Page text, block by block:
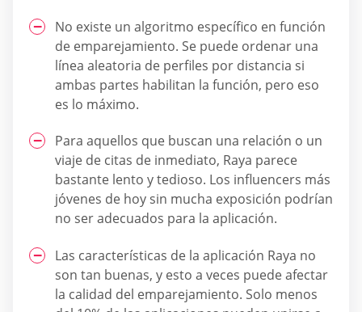
No existe un algoritmo específico en función
de emparejamiento. Se puede ordenar una
línea aleatoria de perfiles por distancia si
ambas partes habilitan la función, pero eso
es lo máximo.
Para aquellos que buscan una relación o un
viaje de citas de inmediato, Raya parece
bastante lento y tedioso. Los influencers más
jóvenes de hoy sin mucha exposición podrían
no ser adecuados para la aplicación.
Las características de la aplicación Raya no
son tan buenas, y esto a veces puede afectar
la calidad del emparejamiento. Solo menos